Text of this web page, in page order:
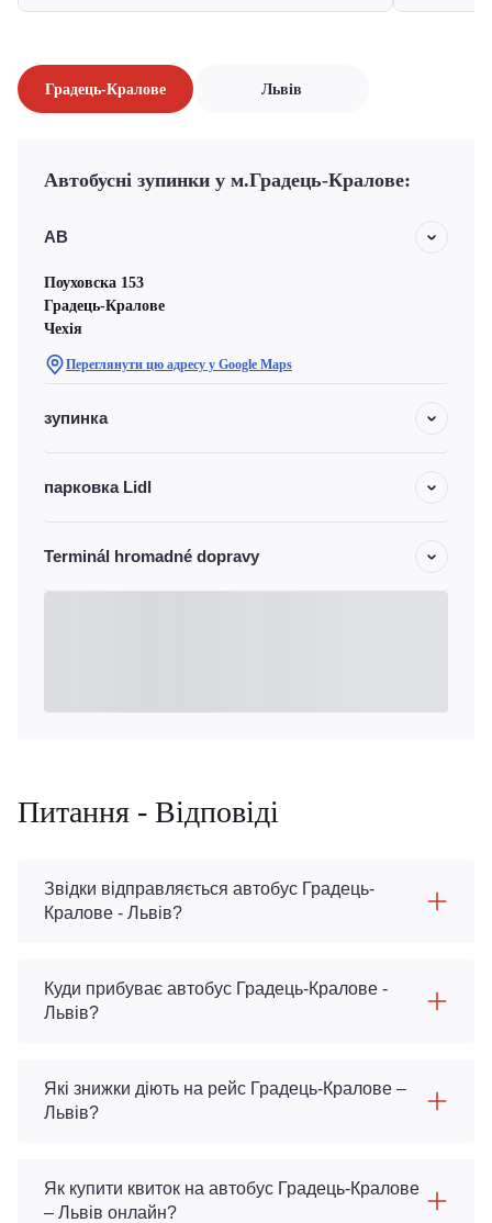
Градець-Кралове Львів
Автобусні зупинки у м.Градець-Кралове:
АВ
Поуховска 153
Градець-Кралове
Чехiя
Переглянути цю адресу у Google Maps
зупинка
парковка Lidl
Terminál hromadné dopravy
Питання - Відповіді
Звідки відправляється автобус Градець-
Кралове - Львів?
Куди прибуває автобус Градець-Кралове -
Львів?
Які знижки діють на рейс Градець-Кралове –
Львів?
Як купити квиток на автобус Градець-Кралове
– Львів онлайн?